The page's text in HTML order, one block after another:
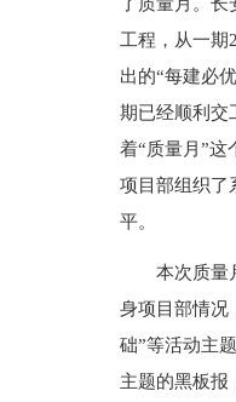
工程，从一期
出的“每建必
期已经顺利交
着“质量月”这
项目部组织了
平。
本次质量
身项目部情况
础”等活动主
主题的黑板报